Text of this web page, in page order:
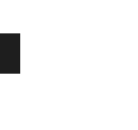
Cisa (Чиза)